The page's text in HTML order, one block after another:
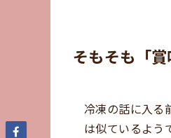
そもそも「
冷凍の話に入る
は似ているよう